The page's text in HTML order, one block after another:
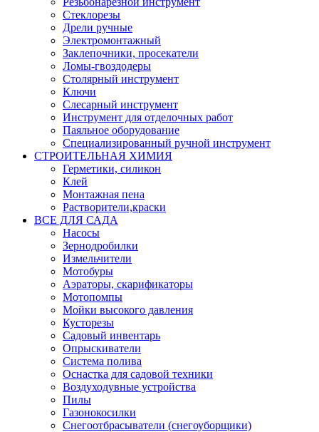
Стеклорезы
Дрели ручные
Электромонтажный
Заклепочники, просекатели
Ломы-гвоздодеры
Столярный инструмент
Ключи
Слесарный инструмент
Инструмент для отделочных работ
Паяльное оборудование
Специализированный ручной инструмент
СТРОИТЕЛЬНАЯ ХИМИЯ
Герметики, силикон
Клей
Монтажная пена
Растворители,краски
ВСЕ ДЛЯ САДА
Насосы
Зернодробилки
Измельчители
Мотобуры
Аэраторы, скарификаторы
Мотопомпы
Мойки высокого давления
Кусторезы
Садовый инвентарь
Опрыскиватели
Система полива
Оснастка для садовой техники
Воздуходувные устройства
Пилы
Газонокосилки
Снегоотбрасыватели (снегоуборщики)